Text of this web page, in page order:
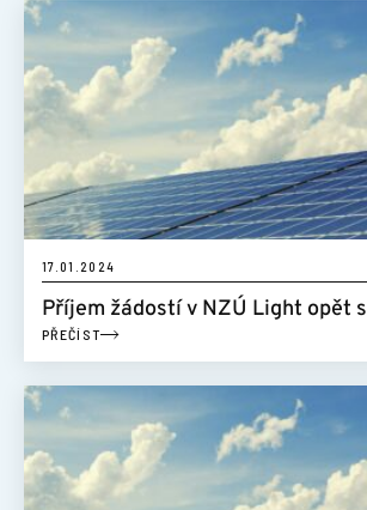
17.01.2024
Příjem žádostí v NZÚ Light opět
PŘEČÍST